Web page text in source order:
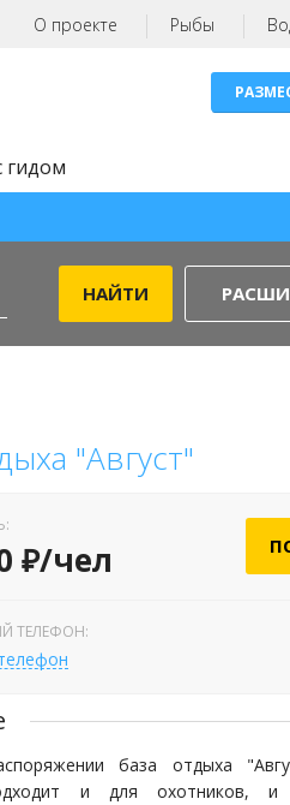
О проекте Рыбы
гидом
"Август"
₽/чел
ТЕЛЕФОН:
база отдыха
и для охотников,